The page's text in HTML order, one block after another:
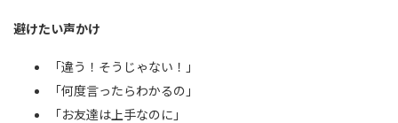
避けたい声かけ
「違う！そうじゃない！」
「何度言ったらわかるの」
「お友達は上手なのに」